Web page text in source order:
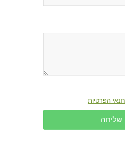
תנאי הפרטיות
שליחה